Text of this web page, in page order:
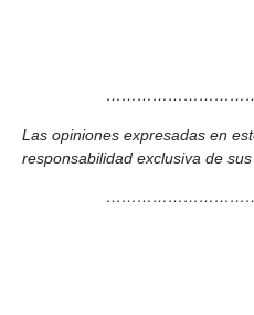
Las opiniones expresadas en
responsabilidad exclusiva de sus